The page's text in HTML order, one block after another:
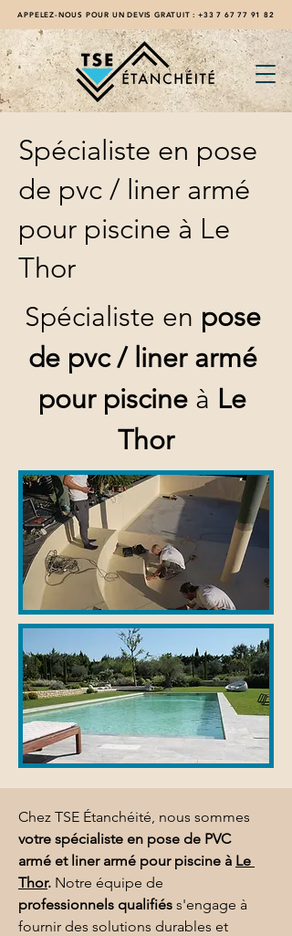
APPELEZ-NOUS POUR UN DEVIS GRATUIT : +33 7 67 77 91 82
Spécialiste en pose
de pvc / liner armé
pour piscine à Le
Thor
Spécialiste en pose
de pvc / liner armé
pour piscine à Le
Thor
Chez TSE Étanchéité, nous sommes
votre spécialiste en pose de PVC
armé et liner armé pour piscine à Le
Thor. Notre équipe de
professionnels qualifiés s'engage à
fournir des solutions durables et